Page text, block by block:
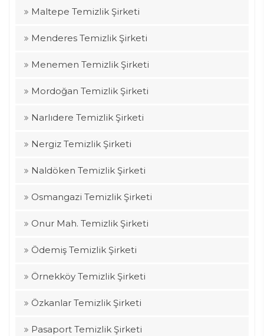
Maltepe Temizlik Şirketi
Menderes Temizlik Şirketi
Menemen Temizlik Şirketi
Mordoğan Temizlik Şirketi
Narlıdere Temizlik Şirketi
Nergiz Temizlik Şirketi
Naldöken Temizlik Şirketi
Osmangazi Temizlik Şirketi
Onur Mah. Temizlik Şirketi
Ödemiş Temizlik Şirketi
Örnekköy Temizlik Şirketi
Özkanlar Temizlik Şirketi
Pasaport Temizlik Şirketi